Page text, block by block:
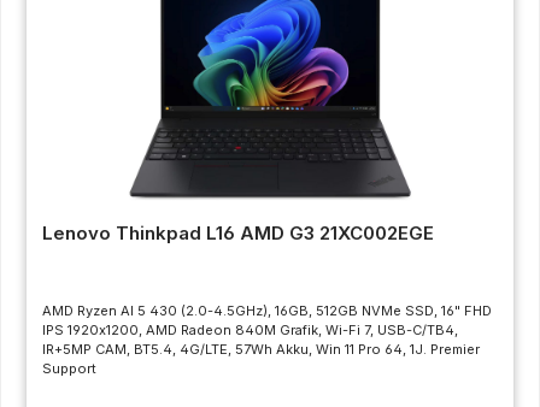
Lenovo Thinkpad L16 AMD G3 21XC002EGE
AMD Ryzen AI 5 430 (2.0-4.5GHz), 16GB, 512GB NVMe SSD, 16" FHD
IPS 1920x1200, AMD Radeon 840M Grafik, Wi-Fi 7, USB-C/TB4,
IR+5MP CAM, BT5.4, 4G/LTE, 57Wh Akku, Win 11 Pro 64, 1J. Premier
Support